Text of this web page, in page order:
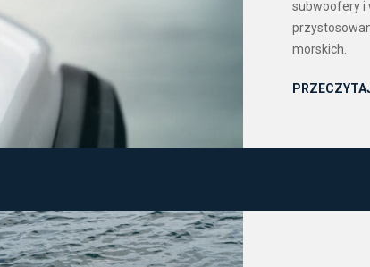
subwoofery i
morskich.